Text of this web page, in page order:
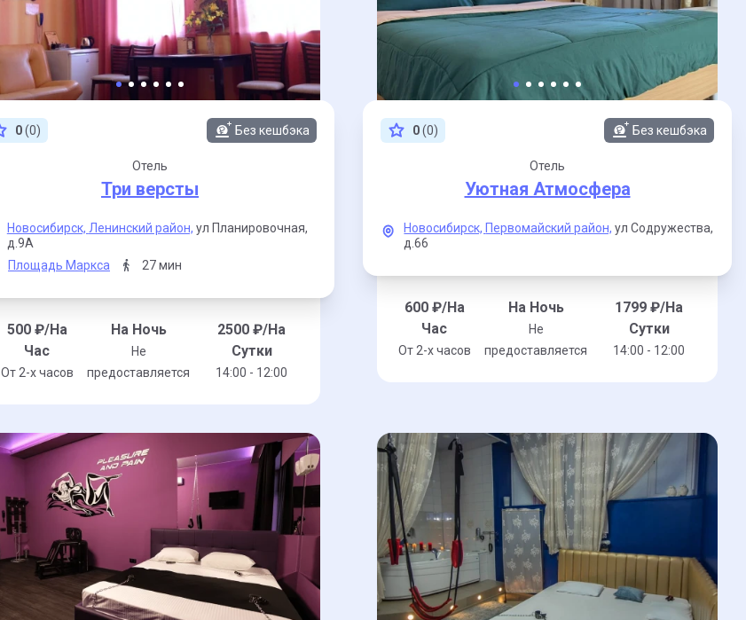
0(0) Без кешбэка
Отель
Три версты
Новосибирск, Ленинский район, ул Планировочная,
д.9А
Площадь Маркса
27 мин
500₽/На
Час
От 2-x часов
На Ночь
Не
предоставляется
2500 ₽/На
Сутки
14:00 - 12:00
0(0) Без кешбэка
Отель
Уютная Атмосфера
Новосибирск, Первомайский район, ул Содружества,
д.66
600₽/На
Час
От 2-x часов
На Ночь
Не
предоставляется
1799 ₽/На
Сутки
14:00 - 12:00